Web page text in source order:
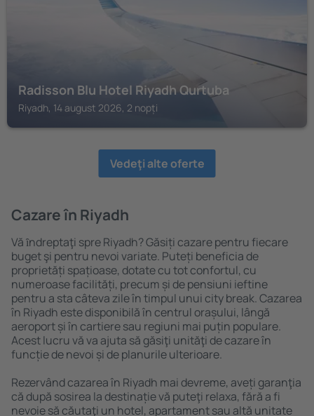
Radisson Blu Hotel Riyadh Qurtuba
Riyadh, 14 august 2026, 2 nopți
Vedeţi alte oferte
Cazare în Riyadh
Vă ȋndreptaţi spre Riyadh? Găsiți cazare pentru fiecare
buget şi pentru nevoi variate. Puteți beneficia de
proprietăți spațioase, dotate cu tot confortul, cu
numeroase facilități, precum și de pensiuni ieftine
pentru a sta câteva zile în timpul unui city break. Cazarea
în Riyadh este disponibilă în centrul orașului, lângă
aeroport și în cartiere sau regiuni mai puțin populare.
Acest lucru vă va ajuta să găsiţi unităţi de cazare în
funcție de nevoi și de planurile ulterioare.
Rezervând cazarea în Riyadh mai devreme, aveți garanţia
că după sosirea la destinație vă puteţi relaxa, fără a fi
nevoie să căutaţi un hotel, apartament sau altă unitate